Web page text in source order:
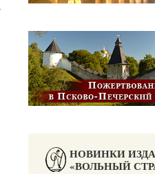
НОВИНКИ
«ВОЛЬНЫЙ